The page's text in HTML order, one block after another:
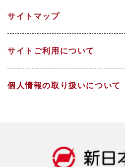
IRカレンダー
DX
人的資本経営
社会
データ一覧
サイトマップ
サイトご利用について
個人情報の取り扱いについて